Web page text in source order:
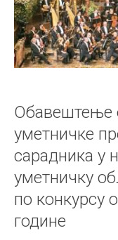
Обавештење
уметничке
сарадника у
уметничку
по конкурсу
године